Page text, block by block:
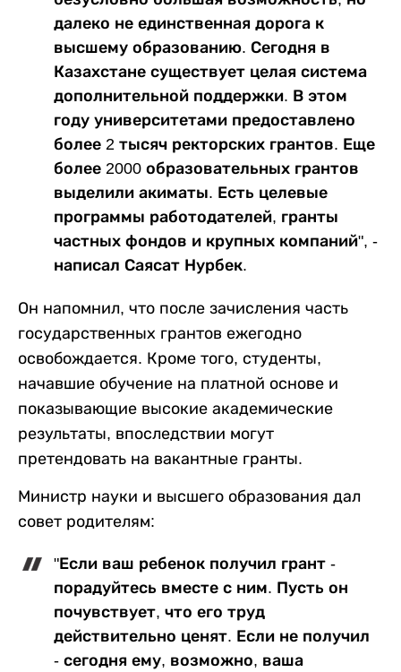
далеко не единственная дорога к
высшему образованию. Сегодня в
Казахстане существует целая система
дополнительной поддержки. В этом
году университетами предоставлено
более 2 тысяч ректорских грантов. Еще
более 2000 образовательных грантов
выделили акиматы. Есть целевые
программы работодателей, гранты
частных фондов и крупных компаний", -
написал Саясат Нурбек.
Он напомнил, что после зачисления часть
государственных грантов ежегодно
освобождается. Кроме того, студенты,
начавшие обучение на платной основе и
показывающие высокие академические
результаты, впоследствии могут
претендовать на вакантные гранты.
Министр науки и высшего образования дал
совет родителям:
"Если ваш ребенок получил грант -
порадуйтесь вместе с ним. Пусть он
почувствует, что его труд
действительно ценят. Если не получил
- сегодня ему, возможно, ваша